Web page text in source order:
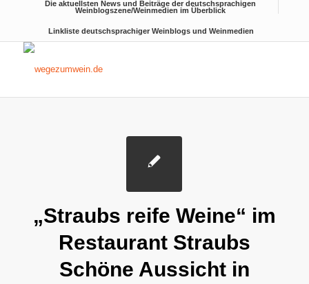
Die aktuellsten News und Beiträge der deutschsprachigen
Weinblogszene/Weinmedien im Überblick
Linkliste deutschsprachiger Weinblogs und Weinmedien
„Straubs reife Weine“ im
Restaurant Straubs
Schöne Aussicht in